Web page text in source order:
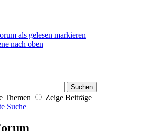
als gelesen markieren
nach oben
Themen
Zeige Beiträge
Suche